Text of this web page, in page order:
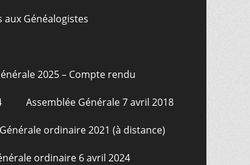
aux Généalogistes
2025 – Compte rendu
Assemblée Générale 7 avril 2018
ordinaire 2021 (à distance)
ordinaire 6 avril 2024